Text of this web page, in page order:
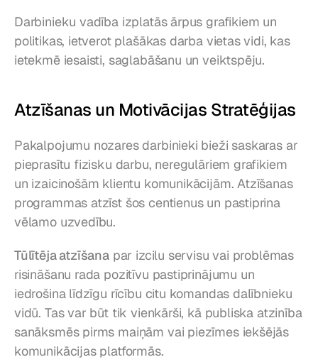
Darbinieku vadība izplatās ārpus grafikiem un
politikas, ietverot plašākas darba vietas vidi, kas
ietekmē iesaisti, saglabāšanu un veiktspēju.
Atzīšanas un Motivācijas Stratēģijas
Pakalpojumu nozares darbinieki bieži saskaras ar
pieprasītu fizisku darbu, neregulāriem grafikiem
un izaicinošām klientu komunikācijām. Atzīšanas
programmas atzīst šos centienus un pastiprina
vēlamo uzvedību.
Tūlītēja atzīšana par izcilu servisu vai problēmas
risināšanu rada pozitīvu pastiprinājumu un
iedrošina līdzīgu rīcību citu komandas dalībnieku
vidū. Tas var būt tik vienkārši, kā publiska atzinība
sanāksmēs pirms maiņām vai piezīmes iekšējās
komunikācijas platformās.